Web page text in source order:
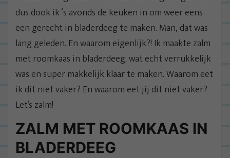
dus dook ik ‘s avonds de keuken in om weer eens
een gerecht in bladerdeeg te maken. Man, dat was
lang geleden. En waarom eigenlijk?! Ik maakte zalm
met roomkaas in bladerdeeg; wat echt verrukkelijk
was en super makkelijk klaar te maken. Waarom eet
ik dit niet vaker? En waarom eet jíj dit niet vaker?
Let’s zalm!
ZALM MET ROOMKAAS IN
BLADERDEEG